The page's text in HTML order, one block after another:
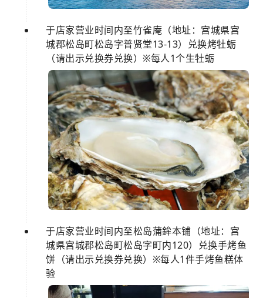
于店家营业时间内至竹雀庵（地址：宫城県宫
城郡松岛町松岛字普贤堂13-13）兑换烤牡蛎
（请出示兑换券兑换）※每人1个生牡蛎
于店家营业时间内至松岛蒲鉾本铺（地址：宫
城県宫城郡松岛町松岛字町内120）兑换手烤鱼
饼（请出示兑换券兑换）※每人1件手烤鱼糕体
验